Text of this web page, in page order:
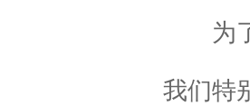
为
我们特